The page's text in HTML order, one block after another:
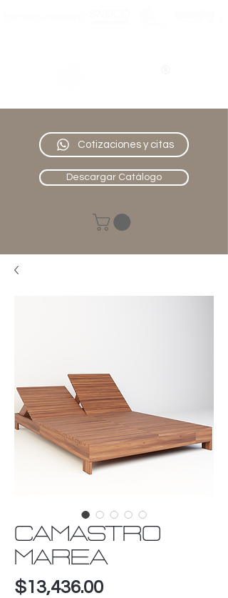
Cotizaciones y citas
Descargar Catálogo
CAMASTRO
MAREA
$13,436.00Precio